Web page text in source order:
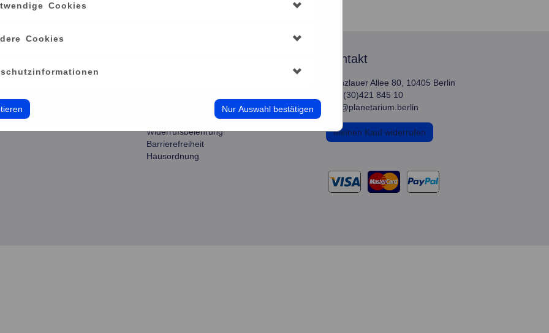
Cookies
Cookies
Nur Auswahl bestätigen
Cookie-Verwendung
Widerrufsbelehrung
Barrierefreiheit
Hausordnung
kontakt
Prenzlauer Allee 80, 10405 Berlin
+49 (30)421 845 10
info@planetarium.berlin
Meinen Kauf widerrufen